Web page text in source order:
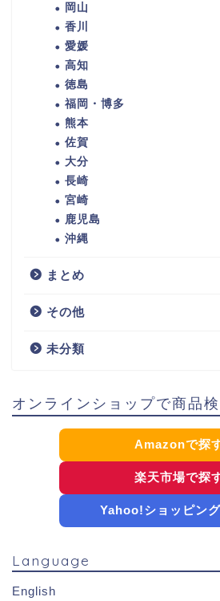
岡山
香川
愛媛
高知
徳島
福岡・博多
熊本
佐賀
大分
長崎
宮崎
鹿児島
沖縄
まとめ
その他
未分類
オンラインショップで商品
Amazonで探
楽天市場で探
Yahoo!ショッピン
Language
English